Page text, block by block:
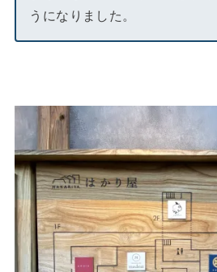
うになりました。